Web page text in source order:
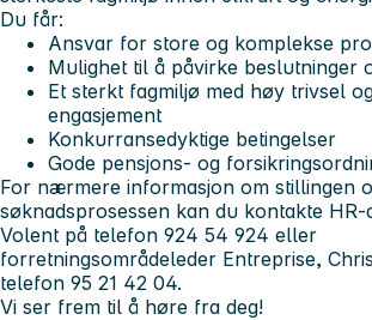
Du får:
Ansvar for store og komplekse
Mulighet til å påvirke beslutninger
Et sterkt fagmiljø med høy trivsel
engasjement
Konkurransedyktige betingelser
Gode pensjons- og
For nærmere informasjon om stillingen
søknadsprosessen kan du kontakte
Volent på telefon 924 54 924 eller
forretningsområdeleder Entreprise,
telefon 95 21 42 04.
Vi ser frem til å høre fra deg!